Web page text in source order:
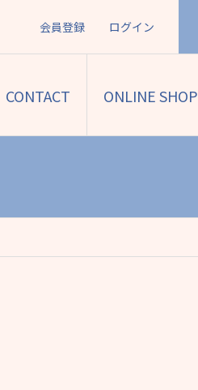
会員登録 ログイン
CONTACT ONLINE SHOP